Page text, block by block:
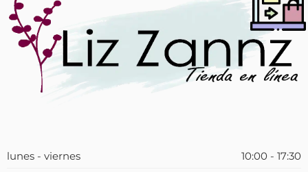
lunes - viernes
10:00 - 17:30